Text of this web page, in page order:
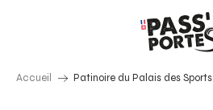
Accueil Patinoire du Palais des Sports